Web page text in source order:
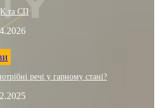
та СП
речі у гарному стані?